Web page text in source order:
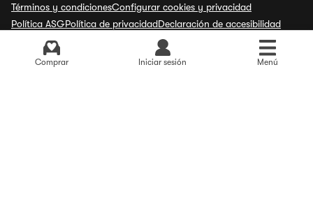
Comprar Iniciar sesión Menú
Términos y condicionesConfigurar cookies y privacidad
Política ASGPolítica de privacidadDeclaración de accesibilidad
Aviso legal